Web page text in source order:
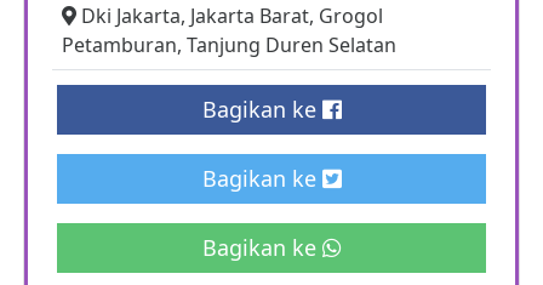
Dki Jakarta, Jakarta Barat, Grogol
Petamburan, Tanjung Duren Selatan
Bagikan ke
Bagikan ke
Bagikan ke